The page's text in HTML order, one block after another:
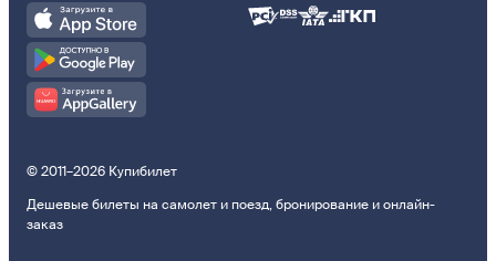
© 2011–2026 Купибилет
Дешевые билеты на самолет и поезд, бронирование и онлайн-
заказ